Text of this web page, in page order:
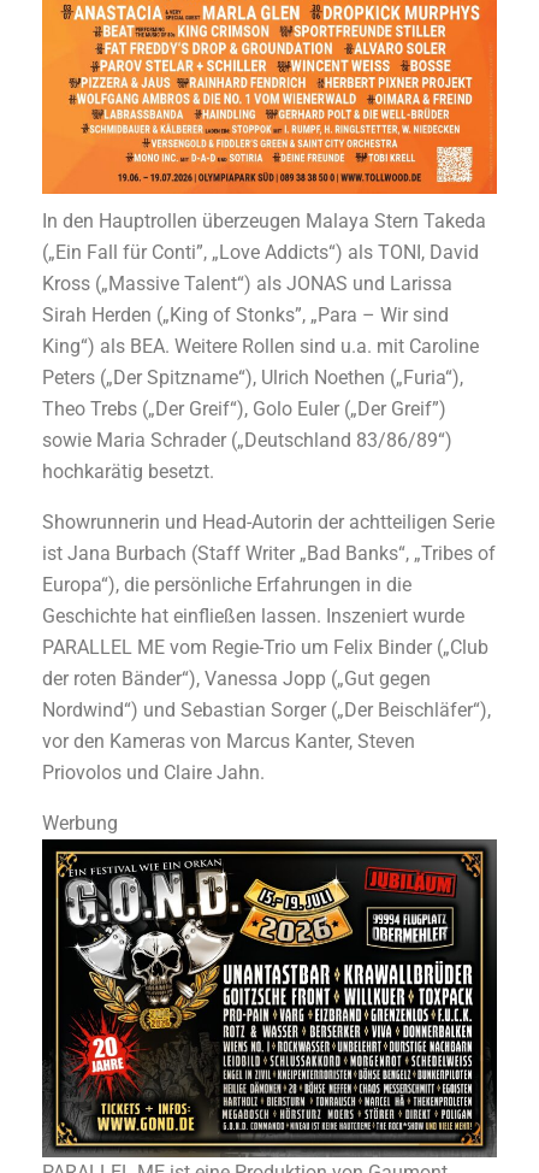
In den Hauptrollen überzeugen Malaya Stern Takeda
(„Ein Fall für Conti”, „Love Addicts“) als TONI, David
Kross („Massive Talent“) als JONAS und Larissa
Sirah Herden („King of Stonks”, „Para – Wir sind
King“) als BEA. Weitere Rollen sind u.a. mit Caroline
Peters („Der Spitzname“), Ulrich Noethen („Furia“),
Theo Trebs („Der Greif“), Golo Euler („Der Greif”)
sowie Maria Schrader („Deutschland 83/86/89“)
hochkarätig besetzt.
Showrunnerin und Head-Autorin der achtteiligen Serie
ist Jana Burbach (Staff Writer „Bad Banks“, „Tribes of
Europa“), die persönliche Erfahrungen in die
Geschichte hat einfließen lassen. Inszeniert wurde
PARALLEL ME vom Regie-Trio um Felix Binder („Club
der roten Bänder“), Vanessa Jopp („Gut gegen
Nordwind“) und Sebastian Sorger („Der Beischläfer“),
vor den Kameras von Marcus Kanter, Steven
Priovolos und Claire Jahn.
Werbung